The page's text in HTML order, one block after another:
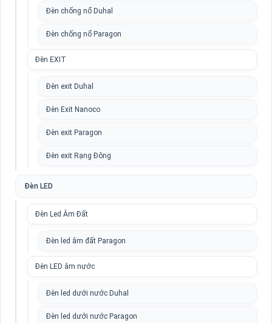
Đèn chống nổ Duhal
Đèn chống nổ Paragon
Đèn EXIT
Đèn exit Duhal
Đèn Exit Nanoco
Đèn exit Paragon
Đèn exit Rạng Đông
Đèn LED
Đèn Led Âm Đất
Đèn led âm đất Paragon
Đèn LED âm nước
Đèn led dưới nước Duhal
Đèn led dưới nước Paragon